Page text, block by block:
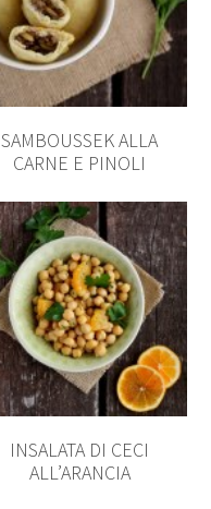
SAMBOUSSEK ALLA
CARNE E PINOLI
INSALATA DI CECI
ALL’ARANCIA